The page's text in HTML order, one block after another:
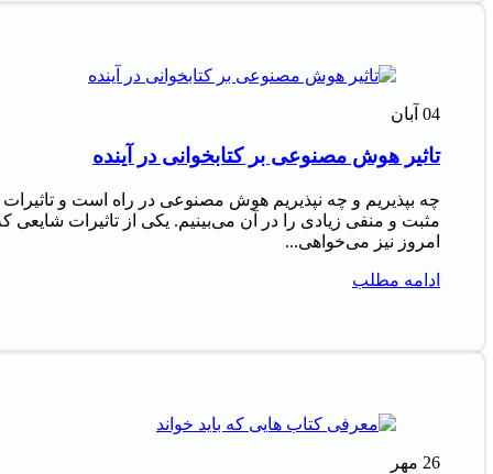
04 آبان
تاثیر هوش مصنوعی بر کتابخوانی در آینده
چه بپذیریم و چه نپذیریم هوش مصنوعی در راه است و تاثیرات
مثبت و منفی زیادی را در آن می‌بینیم. یکی از تاثیرات شایعی
امروز نیز می‌خواهی...
ادامه مطلب
26 مهر